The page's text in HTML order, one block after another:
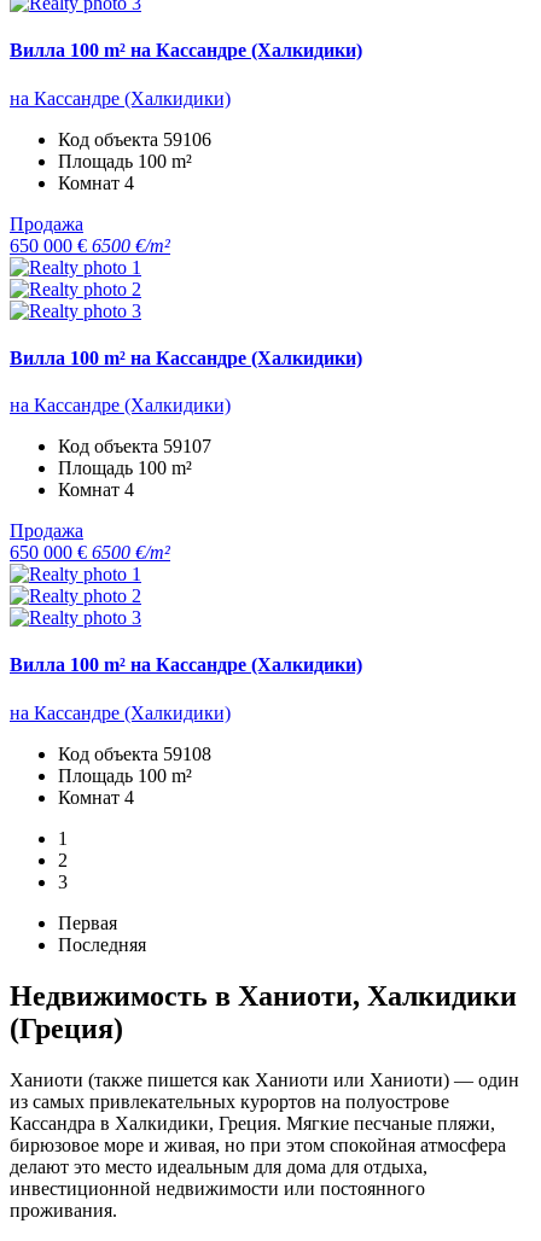
Вилла 100 m² на Кассандре (Халкидики)
на Кассандре (Халкидики)
Код объекта 59106
Площадь 100 m²
Комнат 4
Продажа
650 000 € 6500 €/m²
Вилла 100 m² на Кассандре (Халкидики)
на Кассандре (Халкидики)
Код объекта 59107
Площадь 100 m²
Комнат 4
Продажа
650 000 € 6500 €/m²
Вилла 100 m² на Кассандре (Халкидики)
на Кассандре (Халкидики)
Код объекта 59108
Площадь 100 m²
Комнат 4
1
2
3
Первая
Последняя
Недвижимость в Ханиоти, Халкидики
(Греция)
Ханиоти (также пишется как Ханиоти или Ханиоти) — один
из самых привлекательных курортов на полуострове
Кассандра в Халкидики, Греция. Мягкие песчаные пляжи,
бирюзовое море и живая, но при этом спокойная атмосфера
делают это место идеальным для дома для отдыха,
инвестиционной недвижимости или постоянного
проживания.